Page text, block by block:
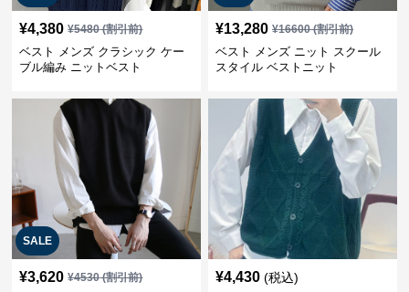
¥4,380 ¥5480(割引前)
ベスト メンズ クラシック ケー
ブル編み ニットベスト
¥13,280 ¥16600(割引前)
ベスト メンズ ニット スクール
スタイル ベストニット
SALE
¥3,620 ¥4530(割引前) ¥4,430 (税込)